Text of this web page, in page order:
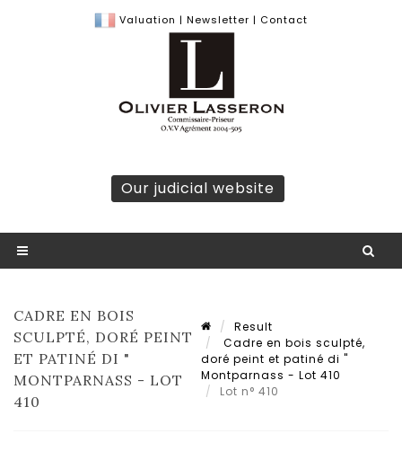
Valuation | Newsletter | Contact
Our judicial website
CADRE EN BOIS
SCULPTÉ, DORÉ PEINT
ET PATINÉ DI "
MONTPARNASS - LOT
410
Result
Cadre en bois sculpté,
doré peint et patiné di "
Montparnass - Lot 410
Lot n° 410